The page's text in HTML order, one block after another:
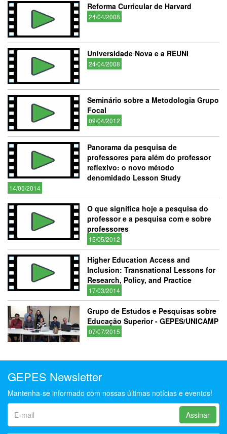
Reforma Curricular de Harvard
24/04/2008
Universidade Nova e a REUNI
24/04/2008
Seminário sobre a Metodologia Grupo
Focal
09/04/2012
Panorama da pesquisa de
professores para além do professor
reflexivo: o novo método
denomidado Lesson Study
14/05/2014
O que significa hoje a pesquisa do
professor e a pesquisa com e sobre
professores
15/05/2012
Higher Education Access and
Inclusion: Transnational Lessons for
Research, Policy, and Practice
17/03/2014
Grupo de Estudos e Pesquisas sobre
Educação Superior - GEPES/UNICAMP
07/07/2015
GEPES Newsletter
Mantenha-se informado com nossas últimas notícias e eventos!
Assinar